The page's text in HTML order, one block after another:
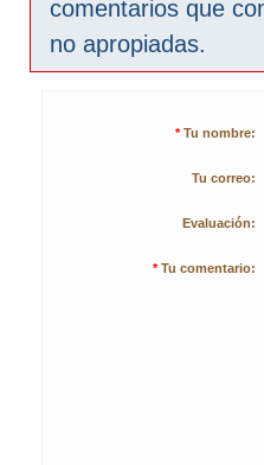
comentarios que
no apropiadas.
* Tu nombre:
Tu correo:
Evaluación:
* Tu comentario: